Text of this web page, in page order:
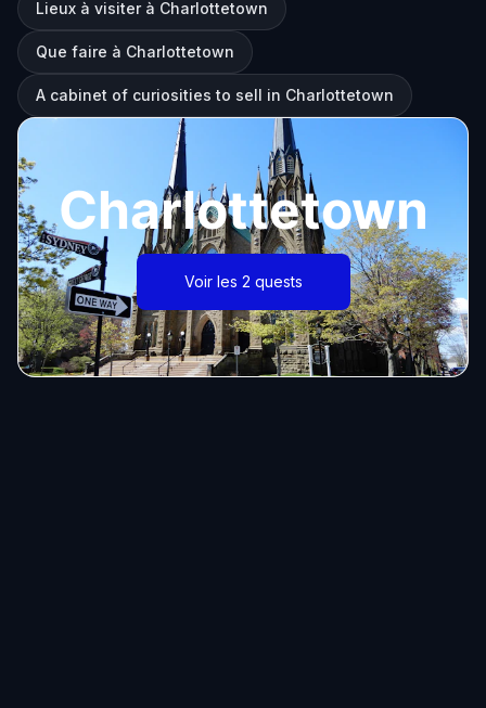
Lieux à visiter à Charlottetown
Que faire à Charlottetown
A cabinet of curiosities to sell in Charlottetown
Charlottetown
Voir les 2 quests